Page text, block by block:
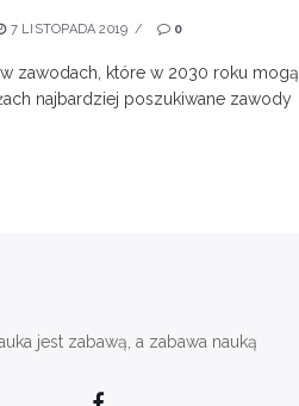
7 LISTOPADA 2019 0
zawodach, które w 2030 roku mogą
najbardziej poszukiwane zawody
jest zabawą, a zabawa nauką